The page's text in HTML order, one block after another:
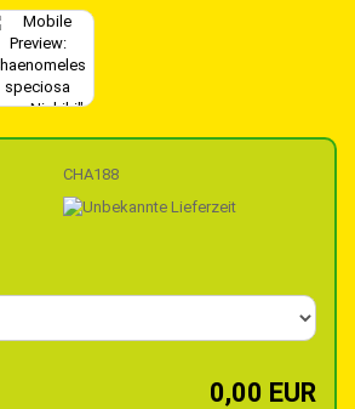
CHA188
0,00 EUR